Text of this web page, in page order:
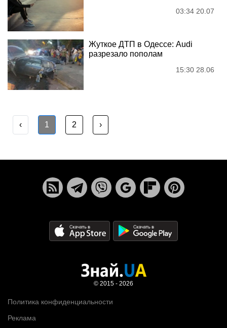
03:34 20.07
Жуткое ДТП в Одессе: Audi
разрезало пополам
15:30 28.06
‹ 1 2 ›
Политика конфиденциальности
Реклама
© 2015 - 2026